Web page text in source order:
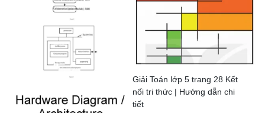
Giải Toán lớp 5 trang 28 Kết
nối tri thức | Hướng dẫn chi
tiết